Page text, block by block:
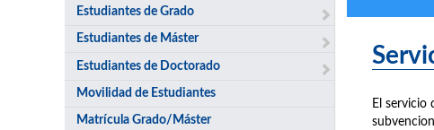
Estudiantes de Grado
Estudiantes de Máster
Estudiantes de Doctorado
Movilidad de Estudiantes
Matrícula Grado/Máster
El servicio